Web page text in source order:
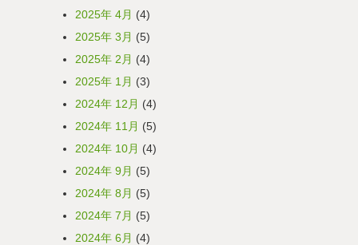
2025年 4月 (4)
2025年 3月 (5)
2025年 2月 (4)
2025年 1月 (3)
2024年 12月 (4)
2024年 11月 (5)
2024年 10月 (4)
2024年 9月 (5)
2024年 8月 (5)
2024年 7月 (5)
2024年 6月 (4)